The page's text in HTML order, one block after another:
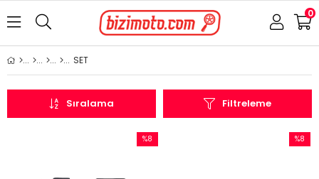
0
SET
Filtreleme
Sıralama
%8
%8